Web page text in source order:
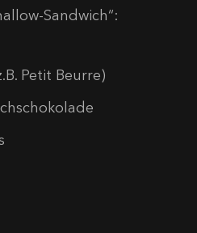
Sandwich“:
Petit Beurre)